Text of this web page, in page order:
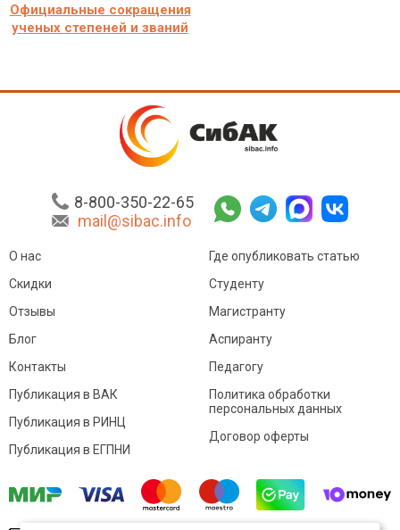
Официальные сокращения
ученых степеней и званий
8-800-350-22-65
mail@sibac.info
О нас
Скидки
Отзывы
Блог
Контакты
Где опубликовать статью
Студенту
Магистранту
Аспиранту
Педагогу
Публикация в ВАК
Публикация в РИНЦ
Публикация в ЕГПНИ
Политика обработки
персональных данных
Договор оферты